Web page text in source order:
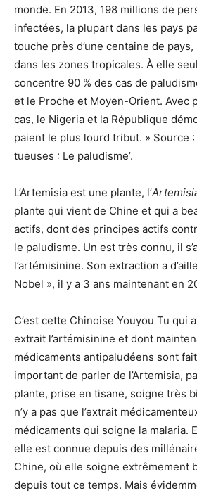
monde. En 2013, 198 millions de
infectées, la plupart dans les pays
touche près d’une centaine de
dans les zones tropicales. À elle
concentre 90 % des cas de
et le Proche et Moyen-Orient. Avec
cas, le Nigeria et la République
paient le plus lourd tribut. » Source :
tueuses : Le paludisme’.
L’Artemisia est une plante, l’
plante qui vient de Chine et qui a
actifs, dont des principes actifs
le paludisme. Un est très connu, il
l’artémisinine. Son extraction a
Nobel », il y a 3 ans maintenant en
C’est cette Chinoise Youyou Tu qui
extrait l’artémisinine et dont
médicaments antipaludéens sont
important de parler de l’Artemisia,
plante, prise en tisane, soigne très
n’y a pas que l’extrait
médicaments qui soigne la malaria.
elle est connue depuis des
Chine, où elle soigne extrêmement
depuis tout ce temps. Mais